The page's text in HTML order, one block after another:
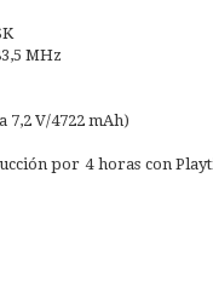
MHz
V/4722 mAh)
por 4 horas con